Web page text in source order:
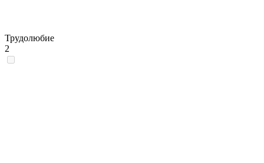
Трудолюбие
2